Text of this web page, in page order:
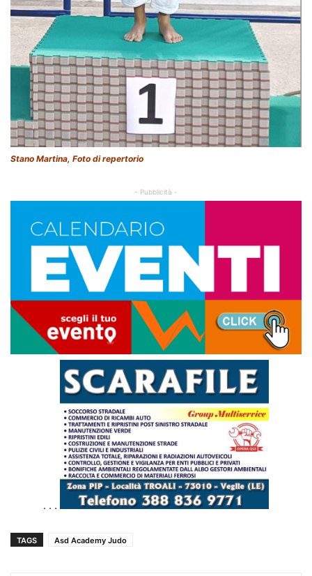
Stano Martina, Foto di repertorio
- Pubblicità -
. . .
TAGS Asd Academy Judo